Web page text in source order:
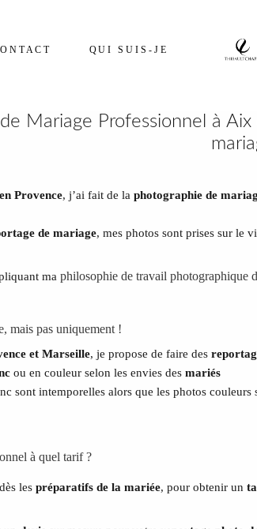
QUI SUIS-JE
Mariage Professionnel à
Provence, j’ai fait de laphotographie de
de mariage, mes photos sont prises sur le
maphilosophie de travail photographique
mais pas uniquement !
et Marseille, je propose de faire des
ou en couleur selon les envies desmariés
sont intemporelles alors que les photos
à quel tarif ?
lespréparatifs de la mariée, pour obtenir un